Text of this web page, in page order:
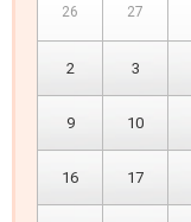
26 27
2 3
9 10
16 17